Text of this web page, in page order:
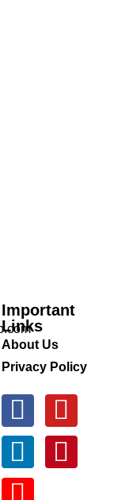
Important
Links
About Us
Privacy Policy